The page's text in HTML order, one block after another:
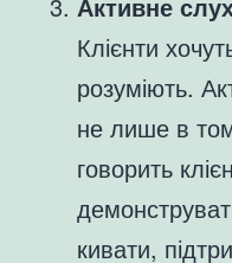
Клієнти
розуміють.
не лише в
говорить
кивати,